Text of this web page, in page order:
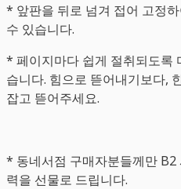
* 앞판을 뒤로 넘겨 접어 고정
수 있습니다.
* 페이지마다 쉽게 절취되도록
습니다. 힘으로 뜯어내기보다,
잡고 뜯어주세요.
* 동네서점 구매자분들께만
력을 선물로 드립니다.